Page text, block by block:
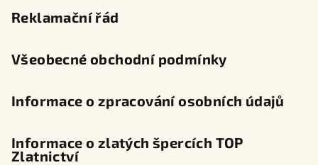
Reklamační řád
Všeobecné obchodní podmínky
Informace o zpracování osobních údajů
Informace o zlatých špercích TOP
Zlatnictví